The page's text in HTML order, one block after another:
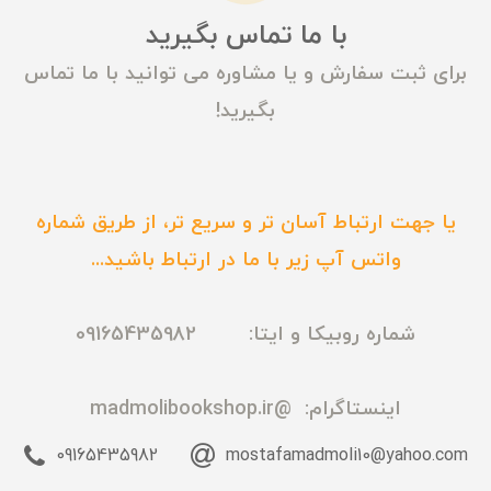
با ما تماس بگیرید
برای ثبت سفارش و یا مشاوره می توانید با ما تماس
بگیرید!
یا جهت ارتباط آسان تر و سریع تر، از طریق شماره
واتس آپ زیر با ما در ارتباط باشید...
شماره روبیکا و ایتا: 09165435982
اینستاگرام: @madmolibookshop.ir
mostafamadmoli10@yahoo.com
09165435982